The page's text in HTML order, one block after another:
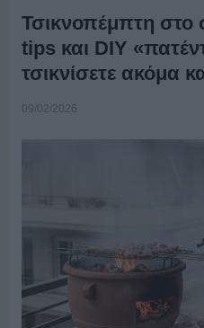
Τσικνοπέμπτη στο
tips και DIY
τσικνίσετε ακόμα
09/02/2026